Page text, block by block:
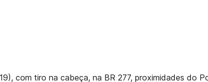
com tiro na cabeça, na BR 277, proximidades do